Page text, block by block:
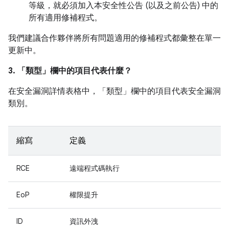
等級，就必須加入本安全性公告 (以及之前公告) 中的
所有適用修補程式。
我們建議合作夥伴將所有問題適用的修補程式都彙整在單一
更新中。
3. 「類型」 欄中的項目代表什麼？
在安全漏洞詳情表格中，「類型」 欄中的項目代表安全漏洞
類別。
縮寫 定義
RCE 遠端程式碼執行
EoP 權限提升
ID 資訊外洩